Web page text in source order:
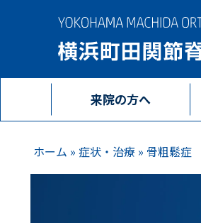
来院の方へ
ホーム » 症状・治療 » 骨粗鬆症